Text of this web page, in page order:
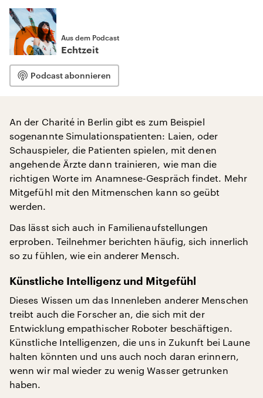
Aus dem Podcast
Echtzeit
Podcast abonnieren
An der Charité in Berlin gibt es zum Beispiel
sogenannte Simulationspatienten: Laien, oder
Schauspieler, die Patienten spielen, mit denen
angehende Ärzte dann trainieren, wie man die
richtigen Worte im Anamnese-Gespräch findet. Mehr
Mitgefühl mit den Mitmenschen kann so geübt
werden.
Das lässt sich auch in Familienaufstellungen
erproben. Teilnehmer berichten häufig, sich innerlich
so zu fühlen, wie ein anderer Mensch.
Künstliche Intelligenz und Mitgefühl
Dieses Wissen um das Innenleben anderer Menschen
treibt auch die Forscher an, die sich mit der
Entwicklung empathischer Roboter beschäftigen.
Künstliche Intelligenzen, die uns in Zukunft bei Laune
halten könnten und uns auch noch daran erinnern,
wenn wir mal wieder zu wenig Wasser getrunken
haben.